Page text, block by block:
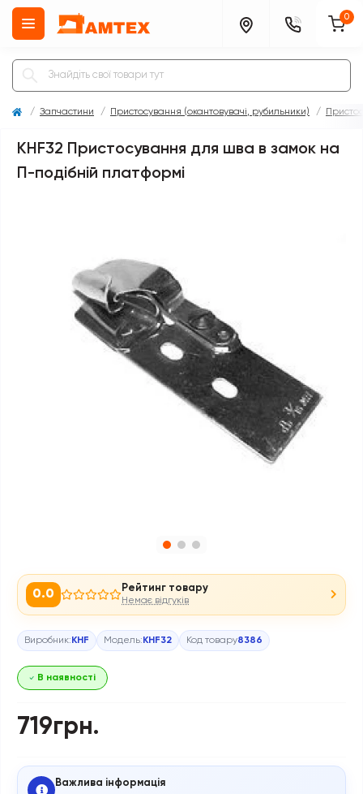
0
Запчастини Пристосування (окантовувачі, рубильники)
KHF32 Пристосування для шва в замок на
П-подібній платформі
0.0 Рейтинг товару
Немає відгуків
Виробник: KHF Модель: KHF32 Код товару8386
В наявності
719грн.
Важлива інформація